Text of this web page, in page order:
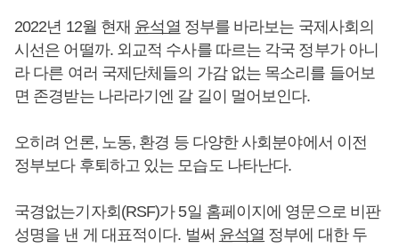
2022년 12월 현재 윤석열 정부를 바라보는 국제사회의
시선은 어떨까. 외교적 수사를 따르는 각국 정부가 아니
라 다른 여러 국제단체들의 가감 없는 목소리를 들어보
면 존경받는 나라라기엔 갈 길이 멀어보인다.
오히려 언론, 노동, 환경 등 다양한 사회분야에서 이전
정부보다 후퇴하고 있는 모습도 나타난다.
국경없는기자회(RSF)가 5일 홈페이지에 영문으로 비판
성명을 낸 게 대표적이다. 벌써 윤석열 정부에 대한 두